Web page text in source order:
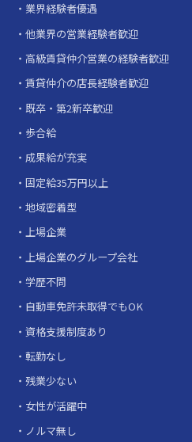
業界経験者優遇
他業界の営業経験者歓迎
高級賃貸仲介営業の経験者歓迎
賃貸仲介の店長経験者歓迎
既卒・第2新卒歓迎
歩合給
成果給が充実
固定給35万円以上
地域密着型
上場企業
上場企業のグループ会社
学歴不問
自動車免許未取得でもOK
資格支援制度あり
転勤なし
残業少ない
女性が活躍中
ノルマ無し